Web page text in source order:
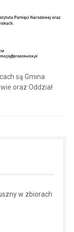
są Gmina
oraz Oddział
w zbiorach